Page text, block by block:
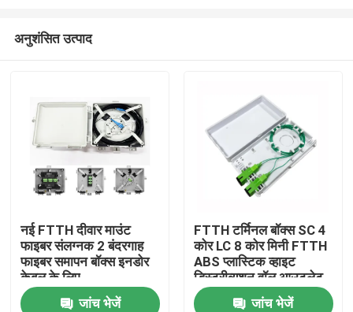
अनुशंसित उत्पाद
नई FTTH दीवार माउंट
फाइबर संलग्नक 2 बंदरगाह
फाइबर समापन बॉक्स इनडोर
केबल के लिए
जांच भेजें
FTTH टर्मिनल बॉक्स SC 4
कोर LC 8 कोर मिनी FTTH
ABS प्लास्टिक व्हाइट
डिस्ट्रीब्यूशन वॉल आउटलेट
फेसप्लेट
जांच भेजें